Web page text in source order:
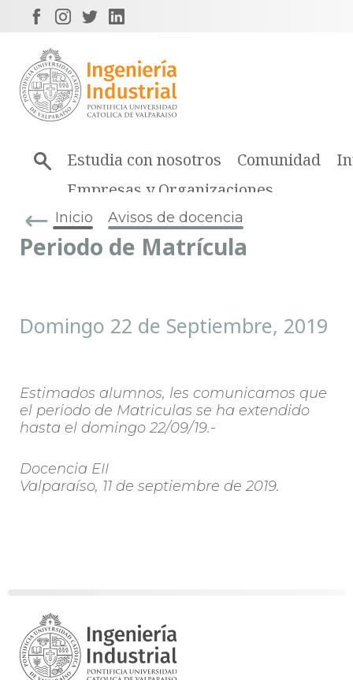
Estudia con nosotros Comunidad
Empresas y Organizaciones
Inicio Avisos de docencia
Periodo de Matrícula
Domingo 22 de Septiembre, 2019
Estimados alumnos, les comunicamos que
el periodo de Matriculas se ha extendido
hasta el domingo 22/09/19.-
Docencia EII
Valparaíso, 11 de septiembre de 2019.